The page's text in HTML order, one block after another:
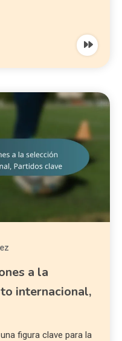
a la
internacional,
figura clave para la